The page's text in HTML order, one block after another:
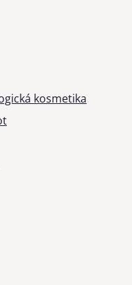
kosmetika